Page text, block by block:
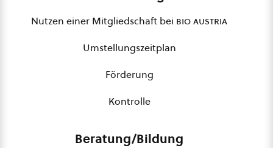
Nutzen einer Mitgliedschaft bei bio austria
Umstellungszeitplan
Förderung
Kontrolle
Beratung/Bildung